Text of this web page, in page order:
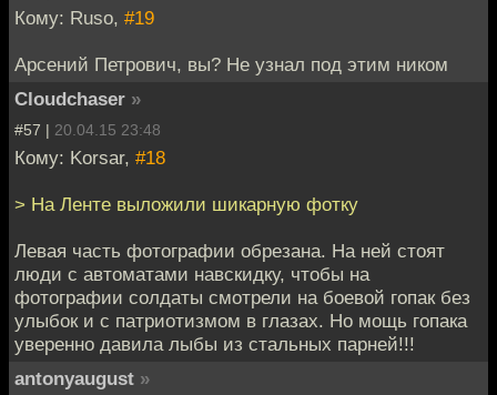
Кому: Ruso, #19
Арсений Петрович, вы? Не узнал под этим ником
Cloudchaser »
#57 | 20.04.15 23:48
Кому: Korsar, #18
> На Ленте выложили шикарную фотку
Левая часть фотографии обрезана. На ней стоят
люди с автоматами навскидку, чтобы на
фотографии солдаты смотрели на боевой гопак без
улыбок и с патриотизмом в глазах. Но мощь гопака
уверенно давила лыбы из стальных парней!!!
antonyaugust »